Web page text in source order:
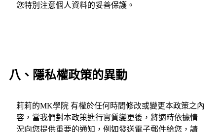
您特別注意個人資料的妥善保護。
八、隱私權政策的異動
莉莉的MK學院 有權於任何時間修改或變更本政策之內
容，當我們對本政策進行實質變更後，將適時依據情
況向您提供重要的通知，例如發送電子郵件給您，請